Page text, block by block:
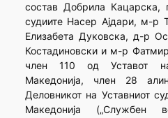
состав Добрила Кацарска,
судиите Насер Ајдари, м-р
Елизабета Дуковска, д-р
Костадиновски и м-р
член 110 од Уставот
Македонија, член 28
Деловникот на Уставниот
Македонија („Службен